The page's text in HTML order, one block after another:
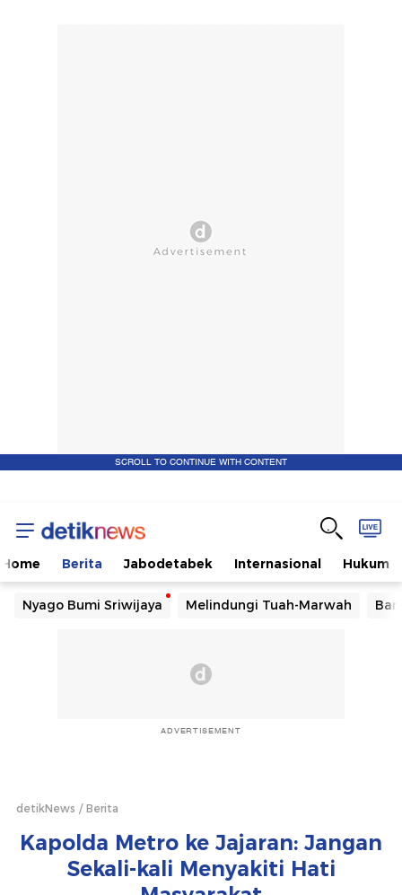
SCROLL TO CONTINUE WITH CONTENT
Home Berita Jabodetabek Internasional Hukum
Nyago Bumi Sriwijaya Melindungi Tuah-Marwah
ADVERTISEMENT
detikNews Berita
Kapolda Metro ke Jajaran: Jangan
Sekali-kali Menyakiti Hati